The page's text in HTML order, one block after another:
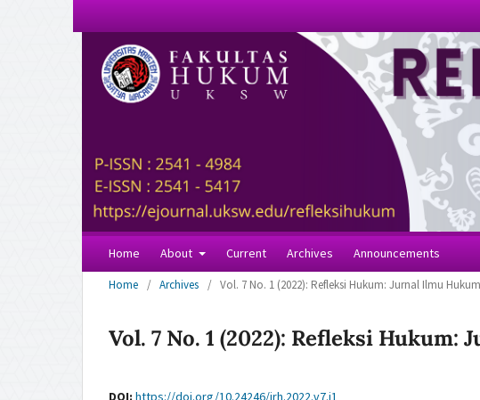
Home About Current Archives Announcements
Home / Archives / Vol. 7 No. 1 (2022): Refleksi Hukum: Jurnal Ilmu Hukum
Vol. 7 No. 1 (2022): Refleksi Hukum:
DOI: https://doi.org/10.24246/jrh.2022.v7.i1